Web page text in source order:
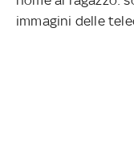
immagini delle